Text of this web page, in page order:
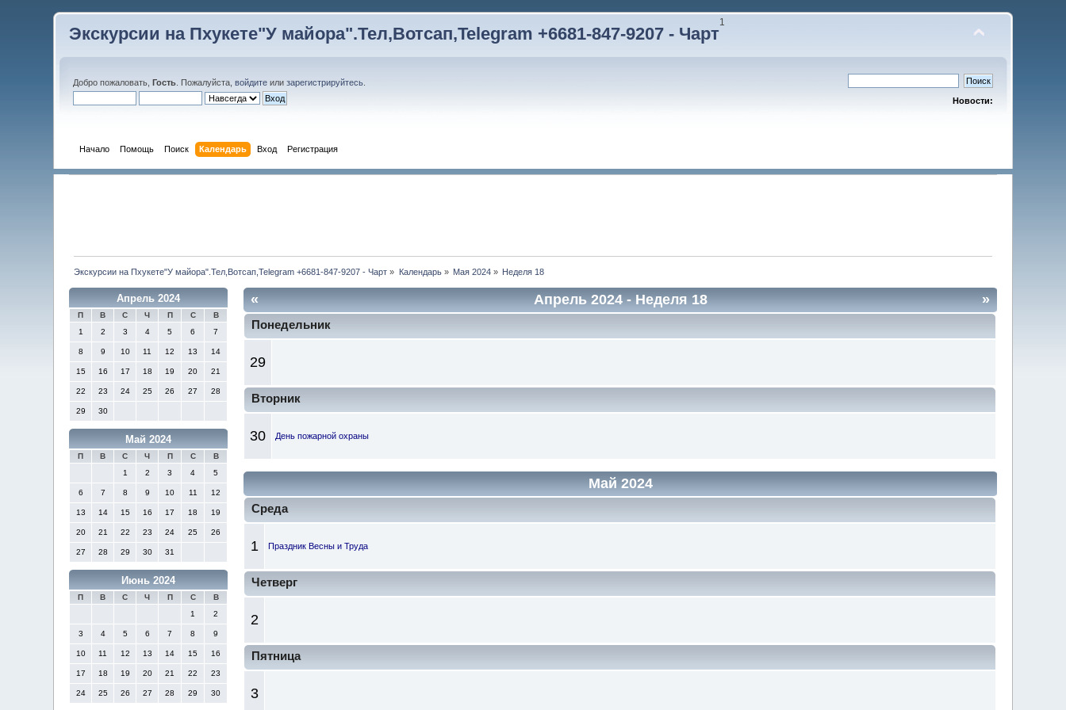
Экскурсии на Пхукете"У майора".Тел,Вотсап,Telegram +6681-847-9207 - Чарт
1
Добро пожаловать,Гость . Пожалуйста,войдите илизарегистрируйтесь
Новости:
Начало Помощь Поиск Календарь Вход Регистрация
Экскурсии на Пхукете"У майора".Тел,Вотсап,Telegram +6681-847-9207 - Чарт » Календарь» Мая 2024 » Неделя 18
Апрель 2024
П В С Ч П С
В
1
2 3 4 5 6 7
8 9 10 11 12 13 14
15 16 17 18 19 20 21
22 23 24 25 26 27 28
29 30
Май 2024
П В С Ч П С
В
1
2 3 4 5
6 7 8 9 10 11 12
13 14 15 16 17 18 19
20 21 22 23 24 25 26
27 28 29 30 31
Июнь 2024
П В С Ч П С
В
1
2
3 4 5 6 7 8 9
10 11 12 13 14 15 16
17 18 19 20 21 22 23
24 25 26 27 28 29 30
« »
Апрель 2024- Неделя 18
Понедельник
29
Вторник
30 День пожарной охраны
Май 2024
Среда
1 Праздник Весны и Труда
Четверг
2
Пятница
3